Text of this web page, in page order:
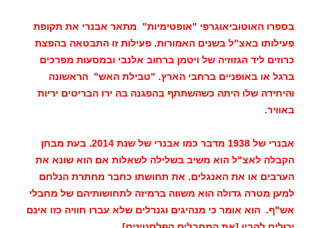
בספרו האוטוביאוגרפי "אופטימיות" מתאר אבנרי את תקופת
פעילותו באצ"ל בשנים האמורות. פעילות זו התבטאה בהפצת
כרוזים ליד הגזוזיה של ויטמן ברחוב אלנבי ובמסעות מפרכים
ברגל או באופניים ברחבי הארץ. "טבילת האש" הראשונה
והיחידה שלו היתה כשהשתתף בהפגנה בה ירו הבריטים יריות
באוויר.
אבנרי של 1938 מדבר כמו אבנרי של שנת 2014. בעת מבחן
הקבלה לאצ"ל הוא משיב בשלילה לשאלות אם הוא שונא את
הערבים או את האנגלים. את תחושתו כחבר מחתרת הנלחם
למען מטרה גדולה הוא משווה ברמיזה לתחושותיהם של מחבלי
אש"ף. הוא אומר כי מנהיגים וגנרלים שלא עברו חוויה כזו אינם